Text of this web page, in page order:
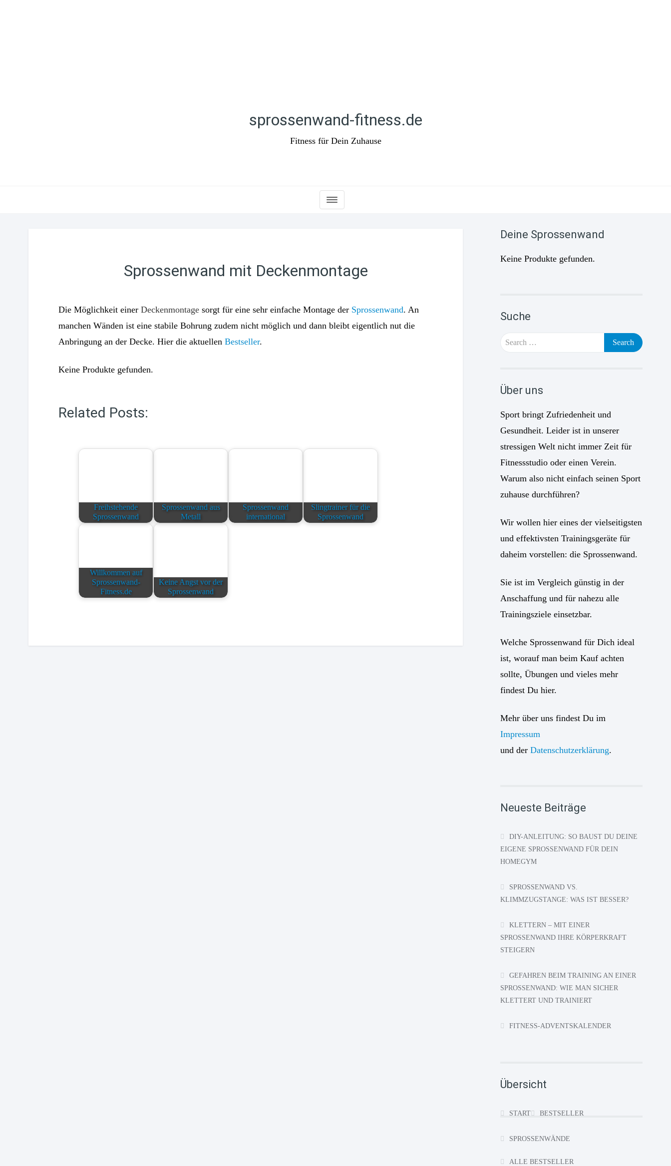
sprossenwand-fitness.de
Fitness für Dein Zuhause
Toggle
Sprossenwand mit Deckenmontage
Die Möglichkeit einer Deckenmontage sorgt für eine sehr einfache Montage der Sprossenwand. An
manchen Wänden ist eine stabile Bohrung zudem nicht möglich und dann bleibt eigentlich nut die
Anbringung an der Decke. Hier die aktuellen Bestseller.
Keine Produkte gefunden.
Related Posts:
Freihstehende
Sprossenwand
Sprossenwand aus
Metall
Sprossenwand
international
Slingtrainer für die
Sprossenwand
Willkommen auf
Sprossenwand-
Fitness.de
Keine Angst vor der
Sprossenwand
Deine Sprossenwand
Keine Produkte gefunden.
Suche
Search
Über uns
Sport bringt Zufriedenheit und
Gesundheit. Leider ist in unserer
stressigen Welt nicht immer Zeit für
Fitnessstudio oder einen Verein.
Warum also nicht einfach seinen Sport
zuhause durchführen?
Wir wollen hier eines der vielseitigsten
und effektivsten Trainingsgeräte für
daheim vorstellen: die Sprossenwand.
Sie ist im Vergleich günstig in der
Anschaffung und für nahezu alle
Trainingsziele einsetzbar.
Welche Sprossenwand für Dich ideal
ist, worauf man beim Kauf achten
sollte, Übungen und vieles mehr
findest Du hier.
Mehr über uns findest Du im
Impressum
und der Datenschutzerklärung.
Neueste Beiträge
DIY-ANLEITUNG: SO BAUST DU DEINE
EIGENE SPROSSENWAND FÜR DEIN
HOMEGYM
SPROSSENWAND VS.
KLIMMZUGSTANGE: WAS IST BESSER?
KLETTERN – MIT EINER
SPROSSENWAND IHRE KÖRPERKRAFT
STEIGERN
GEFAHREN BEIM TRAINING AN EINER
SPROSSENWAND: WIE MAN SICHER
KLETTERT UND TRAINIERT
FITNESS-ADVENTSKALENDER
Übersicht
START BESTSELLER
SPROSSENWÄNDE
ALLE BESTSELLER